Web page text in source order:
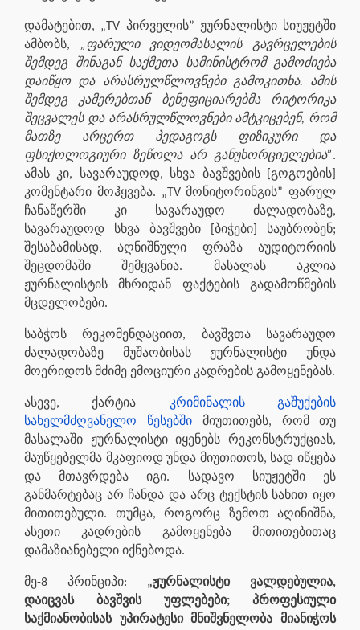
დამატებით, „TV პირველის” ჟურნალისტი სიუჟეტში
ამბობს, „ფარული ვიდეომასალის გავრცელების
შემდეგ შინაგან საქმეთა სამინისტრომ გამოძიება
დაიწყო და არასრულწლოვნები გამოკითხა. ამის
შემდეგ კამერებთან ბენეფიციარებმა რიტორიკა
შეცვალეს და არასრულწლოვნები ამტკიცებენ, რომ
მათზე არცერთ პედაგოგს ფიზიკური და
ფსიქოლოგიური ზეწოლა არ განუხორციელებია”.
ამას კი, სავარაუდოდ, სხვა ბავშვების [გოგოების]
კომენტარი მოჰყვება. „TV მონიტორინგის” ფარულ
ჩანაწერში კი სავარაუდო ძალადობაზე,
სავარაუდოდ სხვა ბავშვები [ბიჭები] საუბრობენ;
შესაბამისად, აღნიშნული ფრაზა აუდიტორიის
შეცდომაში შემყვანია. მასალას აკლია
ჟურნალისტის მხრიდან ფაქტების გადამოწმების
მცდელობები.
საბჭოს რეკომენდაციით, ბავშვთა სავარაუდო
ძალადობაზე მუშაობისას ჟურნალისტი უნდა
მოერიდოს მძიმე ემოციური კადრების გამოყენებას.
ასევე, ქარტია
კრიმინალის გაშუქების
სახელმძღვანელო წესებში
მიუთითებს, რომ თუ
მასალაში ჟურნალისტი იყენებს რეკონსტრუქციას,
მაუწყებელმა მკაფიოდ უნდა მიუთითოს, სად იწყება
და მთავრდება იგი. სადავო სიუჟეტში ეს
განმარტებაც არ ჩანდა და არც ტექსტის სახით იყო
მითითებული. თუმცა, როგორც ზემოთ აღინიშნა,
ასეთი კადრების გამოყენება მითითებითაც
დამაზიანებელი იქნებოდა.
მე-8 პრინციპი: „ჟურნალისტი ვალდებულია,
დაიცვას ბავშვის უფლებები; პროფესიული
საქმიანობისას უპირატესი მნიშვნელობა მიანიჭოს